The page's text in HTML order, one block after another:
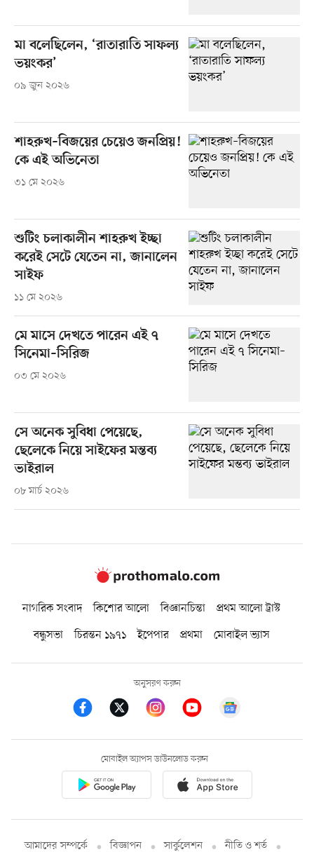
মা বলেছিলেন, ‘রাতারাতি সাফল্য
ভয়ংকর’
০৯ জুন ২০২৬
শাহরুখ–বিজয়ের চেয়েও জনপ্রিয়!
কে এই অভিনেতা
৩১ মে ২০২৬
শুটিং চলাকালীন শাহরুখ ইচ্ছা
করেই সেটে যেতেন না, জানালেন
সাইফ
১১ মে ২০২৬
মে মাসে দেখতে পারেন এই ৭
সিনেমা–সিরিজ
০৩ মে ২০২৬
সে অনেক সুবিধা পেয়েছে,
ছেলেকে নিয়ে সাইফের মন্তব্য
ভাইরাল
০৮ মার্চ ২০২৬
নাগরিক সংবাদ কিশোর আলো বিজ্ঞানচিন্তা
প্রথম আলো ট্রাস্ট
বন্ধুসভা
চিরন্তন ১৯৭১ ইপেপার প্রথমা মোবাইল ভ্যাস
অনুসরণ করুন
মোবাইল অ্যাপস ডাউনলোড করুন
আমাদের সম্পর্কে বিজ্ঞাপন সার্কুলেশন নীতি ও শর্ত